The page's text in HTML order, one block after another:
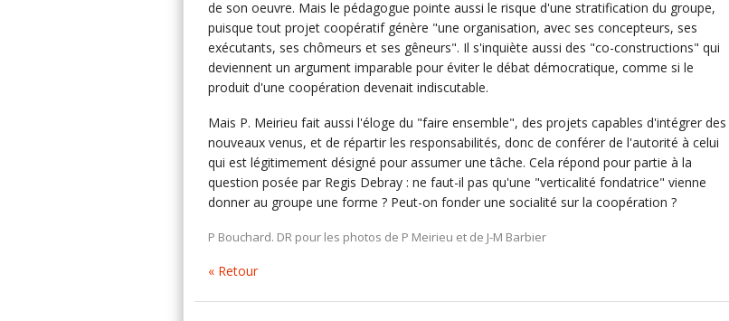
de son oeuvre. Mais le pédagogue pointe aussi le risque d'une stratification du groupe,
puisque tout projet coopératif génère "une organisation, avec ses concepteurs, ses
exécutants, ses chômeurs et ses gêneurs". Il s'inquiète aussi des "co-constructions" qui
deviennent un argument imparable pour éviter le débat démocratique, comme si le
produit d'une coopération devenait indiscutable.
Mais P. Meirieu fait aussi l'éloge du "faire ensemble", des projets capables d'intégrer des
nouveaux venus, et de répartir les responsabilités, donc de conférer de l'autorité à celui
qui est légitimement désigné pour assumer une tâche. Cela répond pour partie à la
question posée par Regis Debray : ne faut-il pas qu'une "verticalité fondatrice" vienne
donner au groupe une forme ? Peut-on fonder une socialité sur la coopération ?
P Bouchard. DR pour les photos de P Meirieu et de J-M Barbier
« Retour